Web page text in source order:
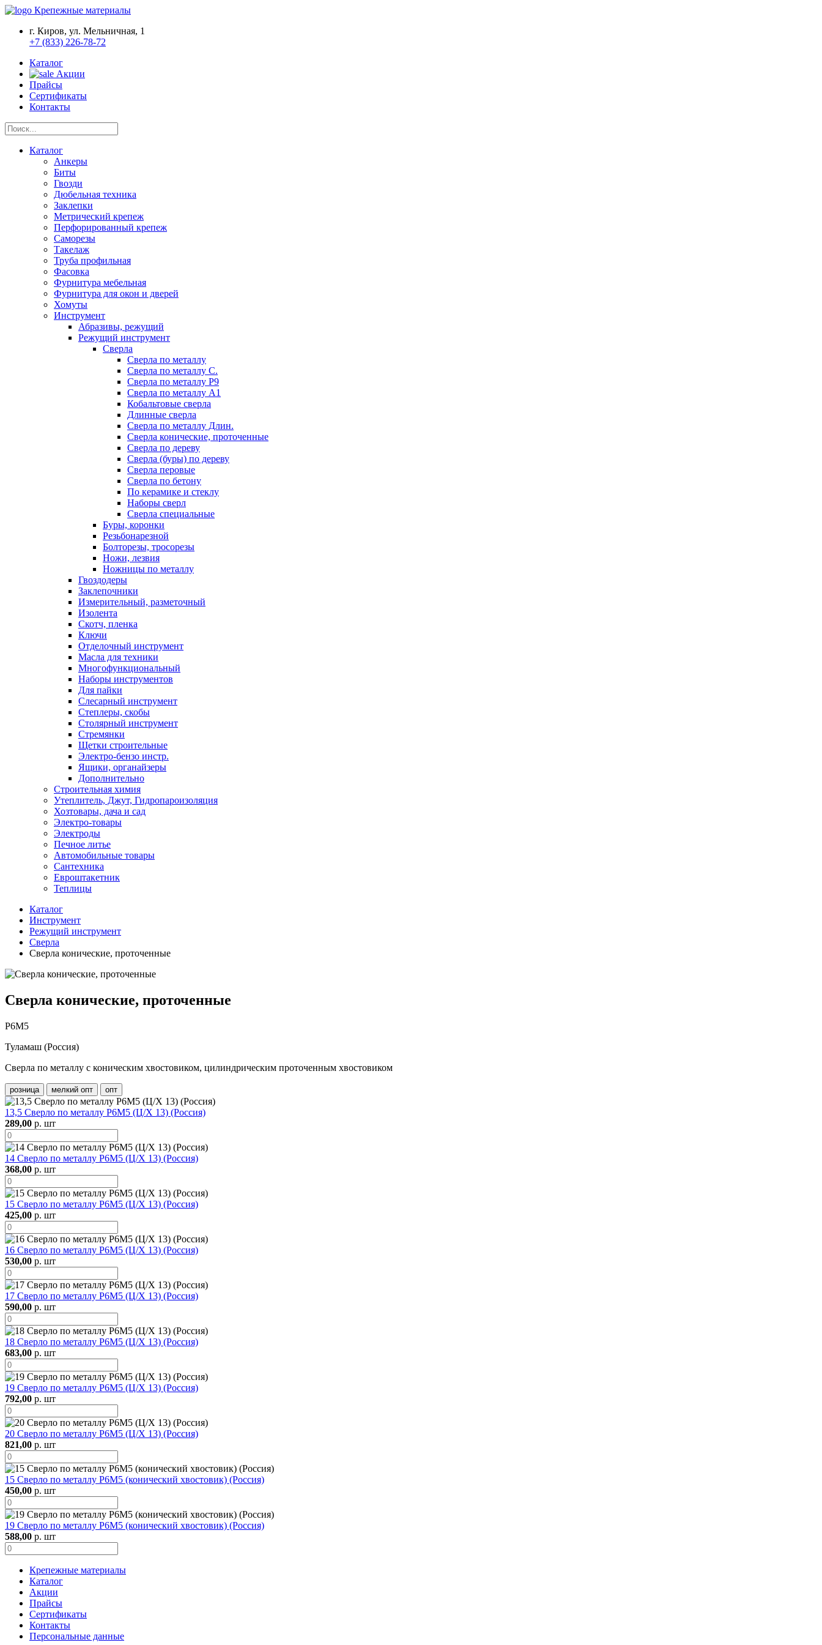
Крепежные материалы
г. Киров, ул. Мельничная, 1
+7 (833) 226-78-72
Каталог
Акции
Прайсы
Сертификаты
Контакты
Каталог
Анкеры
Биты
Гвозди
Дюбельная техника
Заклепки
Метрический крепеж
Перфорированный крепеж
Саморезы
Такелаж
Труба профильная
Фасовка
Фурнитура мебельная
Фурнитура для окон и дверей
Хомуты
Инструмент
Абразивы, режущий
Режущий инструмент
Сверла
Сверла по металлу
Сверла по металлу С.
Сверла по металлу Р9
Сверла по металлу А1
Кобальтовые сверла
Длинные сверла
Сверла по металлу Длин.
Сверла конические, проточенные
Сверла по дереву
Сверла (буры) по дереву
Сверла перовые
Сверла по бетону
По керамике и стеклу
Наборы сверл
Сверла специальные
Буры, коронки
Резьбонарезной
Болторезы, тросорезы
Ножи, лезвия
Ножницы по металлу
Гвоздодеры
Заклепочники
Измерительный, разметочный
Изолента
Скотч, пленка
Ключи
Отделочный инструмент
Масла для техники
Многофункциональный
Наборы инструментов
Для пайки
Слесарный инструмент
Степлеры, скобы
Столярный инструмент
Стремянки
Щетки строительные
Электро-бензо инстр.
Ящики, органайзеры
Дополнительно
Строительная химия
Утеплитель, Джут, Гидропароизоляция
Хозтовары, дача и сад
Электро-товары
Электроды
Печное литье
Автомобильные товары
Сантехника
Евроштакетник
Теплицы
Каталог
Инструмент
Режущий инструмент
Сверла
Сверла конические, проточенные
Сверла конические, проточенные
Р6М5
Туламаш (Россия)
Сверла по металлу с коническим хвостовиком, цилиндрическим проточенным хвостовиком
розница мелкий опт опт
13,5 Сверло по металлу Р6М5 (Ц/Х 13) (Россия)
289,00 р. шт
14 Сверло по металлу Р6М5 (Ц/Х 13) (Россия)
368,00 р. шт
15 Сверло по металлу Р6М5 (Ц/Х 13) (Россия)
425,00 р. шт
16 Сверло по металлу Р6М5 (Ц/Х 13) (Россия)
530,00 р. шт
17 Сверло по металлу Р6М5 (Ц/Х 13) (Россия)
590,00 р. шт
18 Сверло по металлу Р6М5 (Ц/Х 13) (Россия)
683,00 р. шт
19 Сверло по металлу Р6М5 (Ц/Х 13) (Россия)
792,00 р. шт
20 Сверло по металлу Р6М5 (Ц/Х 13) (Россия)
821,00 р. шт
15 Сверло по металлу Р6М5 (конический хвостовик) (Россия)
450,00 р. шт
19 Сверло по металлу Р6М5 (конический хвостовик) (Россия)
588,00 р. шт
Крепежные материалы
Каталог
Акции
Прайсы
Сертификаты
Контакты
Персональные данные